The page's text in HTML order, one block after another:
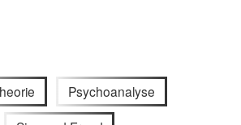
Psychoanalyse